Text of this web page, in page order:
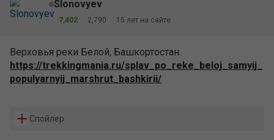
Slonovyev
7,402 2,790 15 лет на сайте
Верховья реки Белой, Башкортостан.
https://trekkingmania.ru/splav_po_reke_beloj_samyij_
populyarnyij_marshrut_bashkirii/
Спойлер